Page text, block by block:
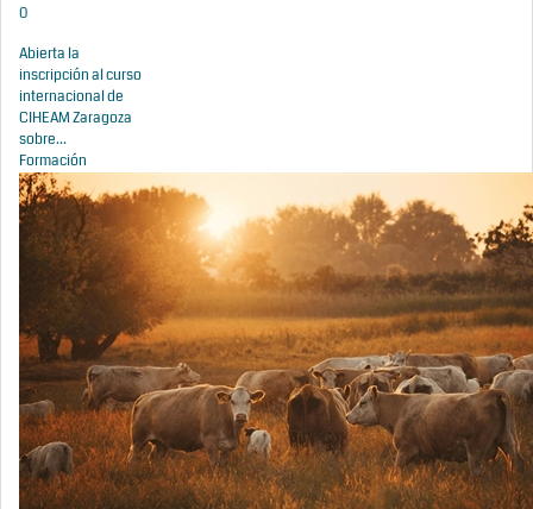
0
Abierta la
inscripción al curso
internacional de
CIHEAM Zaragoza
sobre...
Formación